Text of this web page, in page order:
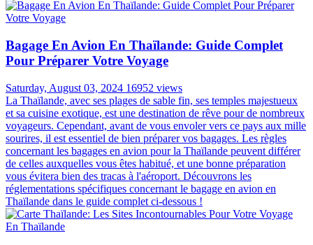
Bagage En Avion En Thaïlande: Guide Complet
Pour Préparer Votre Voyage
Saturday, August 03, 2024 16952 views
La Thaïlande, avec ses plages de sable fin, ses temples majestueux
et sa cuisine exotique, est une destination de rêve pour de nombreux
voyageurs. Cependant, avant de vous envoler vers ce pays aux mille
sourires, il est essentiel de bien préparer vos bagages. Les règles
concernant les bagages en avion pour la Thaïlande peuvent différer
de celles auxquelles vous êtes habitué, et une bonne préparation
vous évitera bien des tracas à l'aéroport. Découvrons les
réglementations spécifiques concernant le bagage en avion en
Thaïlande dans le guide complet ci-dessous !